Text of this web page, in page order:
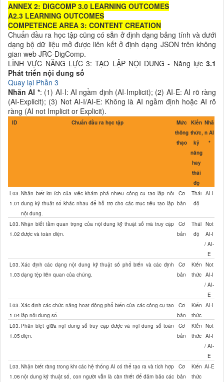
ANNEX 2: DIGCOMP 3.0 LEARNING OUTCOMES
A2.3 LEARNING OUTCOMES
COMPETENCE AREA 3: CONTENT CREATION
Chuẩn đầu ra học tập cũng có sẵn ở định dạng bảng tính và dưới
dạng bộ dữ liệu mở được liên kết ở định dạng JSON trên không
gian web JRC-DigComp.
LĨNH VỰC NĂNG LỰC 3: TẠO LẬP NỘI DUNG - Năng lực 3.1
Phát triển nội dung số
Quay lại Phần 3
Nhãn AI *: (1) AI-I: AI ngầm định (AI-Implicit); (2) AI-E: AI rõ ràng
(AI-Explicit); (3) Not AI-I/AI-E: Không là AI ngầm định hoặc AI rõ
ràng (AI not Implicit or Explicit).
ID Chuẩn đầu ra học tập
Mức
thông
thạo
Kiến
thức,
kỹ
năng
hay
thái
độ
Nhã
n AI
*
L03.
1.01
Nhận biết lợi ích của việc khám phá nhiều công cụ tạo lập nội
dung kỹ thuật số khác nhau để hỗ trợ cho các mục tiêu tạo lập
nội dung.
Cơ
bản
Thái
độ
AI-I
L03.
1.02
Nhận biết tầm quan trọng của nội dung kỹ thuật số mà truy cập
được và toàn diện.
Cơ
bản
Thái
độ
Not
AI-I
/ AI-
E
L03.
1.03
Xác định các dạng nội dung kỹ thuật số phổ biến và các định
dạng tệp liên quan của chúng.
Cơ
bản
Kiến
thức
Not
AI-I
/ AI-
E
L03.
1.04
Xác định các chức năng hoạt động phổ biến của các công cụ tạo
lập nội dung số.
Cơ
bản
Kiến
thức
AI-I
L03.
1.05
Phân biệt giữa nội dung số truy cập được và nội dung số toàn
diện.
Cơ
bản
Kiến
thức
Not
AI-I
/ AI-
E
L03.
1.06
Nhận biết rằng trong khi các hệ thống AI có thể tạo ra và tích hợp
nội dung kỹ thuật số, con người vẫn là cần thiết để đảm bảo các
Cơ
bản
Kiến
thức
AI-E